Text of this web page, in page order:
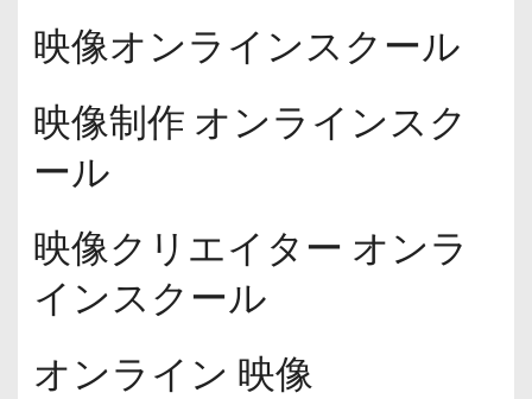
映像オンラインスクール
映像制作 オンラインスク
ール
映像クリエイター オンラ
インスクール
オンライン 映像